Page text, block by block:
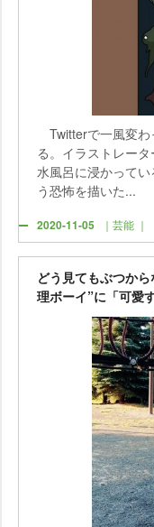
Twitterで一風変わ
る。イラストレー
水風呂に浸かって
う恐怖を描いた...
2020-11-05 ｜芸能 ｜
どう見てもぶつか
理ボーイ”に「可愛